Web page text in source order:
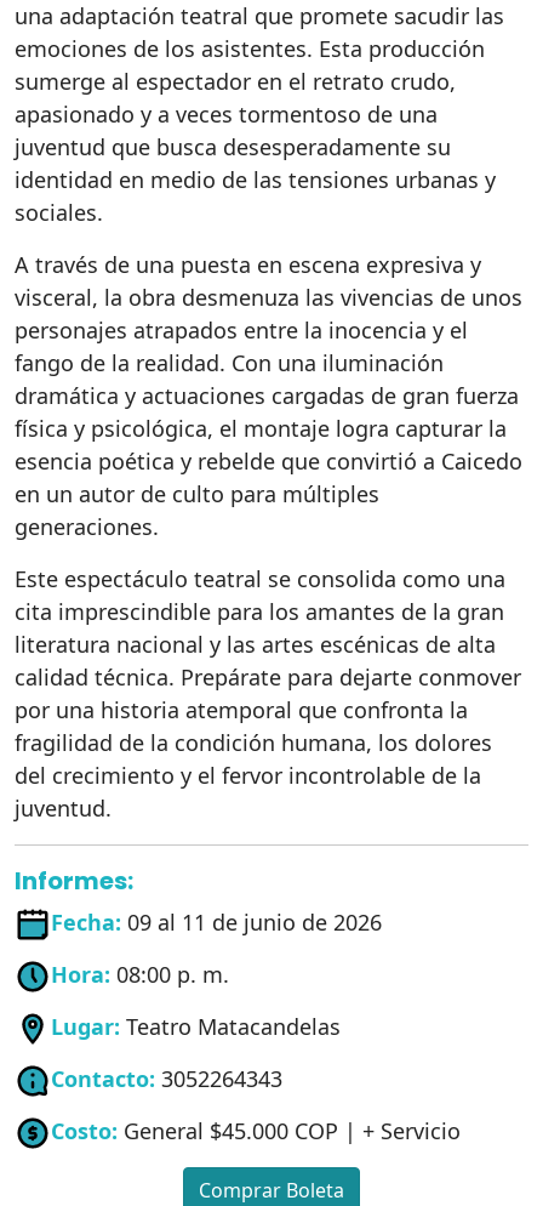
una adaptación teatral que promete sacudir las
emociones de los asistentes. Esta producción
sumerge al espectador en el retrato crudo,
apasionado y a veces tormentoso de una
juventud que busca desesperadamente su
identidad en medio de las tensiones urbanas y
sociales.
A través de una puesta en escena expresiva y
visceral, la obra desmenuza las vivencias de unos
personajes atrapados entre la inocencia y el
fango de la realidad. Con una iluminación
dramática y actuaciones cargadas de gran fuerza
física y psicológica, el montaje logra capturar la
esencia poética y rebelde que convirtió a Caicedo
en un autor de culto para múltiples
generaciones.
Este espectáculo teatral se consolida como una
cita imprescindible para los amantes de la gran
literatura nacional y las artes escénicas de alta
calidad técnica. Prepárate para dejarte conmover
por una historia atemporal que confronta la
fragilidad de la condición humana, los dolores
del crecimiento y el fervor incontrolable de la
juventud.
Informes:
Fecha: 09 al 11 de junio de 2026
Hora: 08:00 p. m.
Lugar: Teatro Matacandelas
Contacto: 3052264343
Costo: General $45.000 COP | + Servicio
Comprar Boleta